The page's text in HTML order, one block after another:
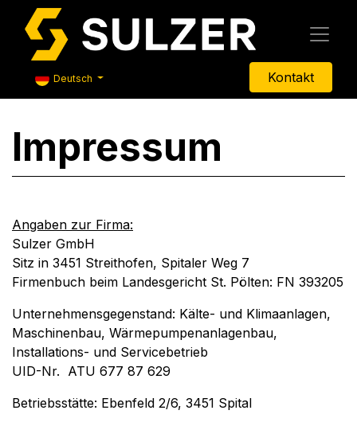
Deutsch Kontakt
Impressum
Angaben zur Firma:
Sulzer GmbH
Sitz in 3451 Streithofen, Spitaler Weg 7
Firmenbuch beim Landesgericht St. Pölten: FN 393205
Unternehmensgegenstand: Kälte- und Klimaanlagen,
Maschinenbau, Wärmepumpenanlagenbau,
Installations- und Servicebetrieb
UID-Nr. ATU 677 87 629
Betriebsstätte: Ebenfeld 2/6, 3451 Spital